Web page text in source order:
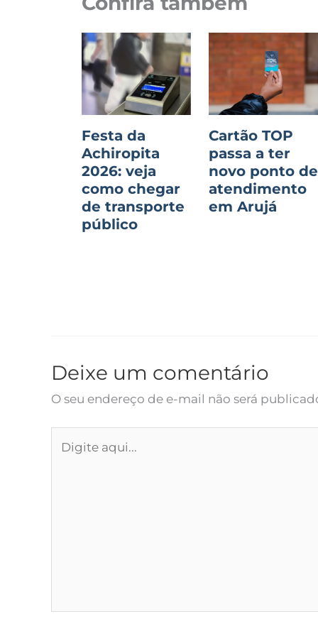
Festa da
Achiropita
2026: veja
como chegar
de transporte
público
Cartão TOP
passa a ter
novo ponto de
atendimento
em Arujá
Deixe um comentário
O seu endereço de e-mail não será
aqui...